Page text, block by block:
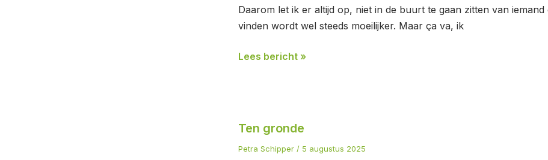
Daarom let ik er altijd op, niet in de buurt te gaan zitten van
vinden wordt wel steeds moeilijker. Maar ça va, ik
Lees bericht »
Ten gronde
Petra Schipper / 5 augustus 2025
gronde